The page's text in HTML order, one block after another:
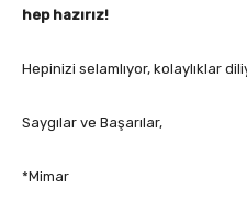
hep hazırız!
Hepinizi selamlıyor, kolaylıklar
Saygılar ve Başarılar,
*Mimar